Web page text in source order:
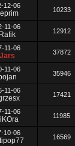
12-06
10233
11-06
Rafik 12912
11-06
Jars 37872
11-06
35946
11-06
17421
11-06
11985
10-06
16569